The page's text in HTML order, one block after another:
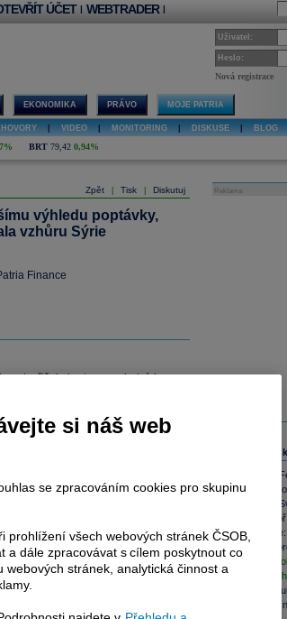
ÚČET | WEBTRADER |
Uživatel:
Heslo:
Nová registrace
EKONOMIKA PRÁVO MOJE PATRIA
VIDEO MONITORING DISKUSE BLOG
BRT 79,42 0,94%
Zpět Tisk Diskutuj
výhledu poptávky,
vzhůru Sýrie
Finance
pak přišel obrat a v posledních
služebPatria Plus/
Reklama
Související
Víkendář:
šoky, USA
Víkendář:
místa v
Perly
strategie,
Na akcie
výnosy
Od ropy k
Asii rizika i
si náš web
se zpracováním cookies pro skupinu
prohlížení všech webových stránek ČSOB,
a dále zpracovávat s cílem poskytnout co
stránek, analytická činnost a